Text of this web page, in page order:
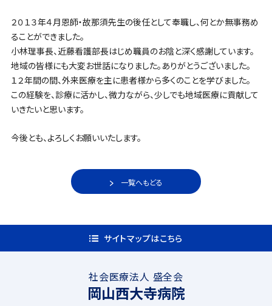
２０１３年４月恩師・故那須先生の後任として奉職し、何とか無事務め
ることができました。
小林理事長、近藤看護部長はじめ職員のお陰と深く感謝しています。
地域の皆様にも大変お世話になりました。ありがとうございました。
１２年間の間、外来医療を主に患者様から多くのことを学びました。
この経験を、診療に活かし、微力ながら、少しでも地域医療に貢献して
いきたいと思います。
今後とも、よろしくお願いいたします。
一覧へもどる
サイトマップはこちら
社会医療法人 盛全会
岡山西大寺病院